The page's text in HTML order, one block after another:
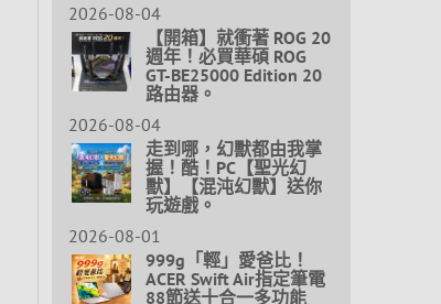
2026-08-04
【開箱】就衝著 ROG 20
週年！必買華碩 ROG
GT-BE25000 Edition 20
路由器。
2026-08-04
走到哪，幻獸都由我掌
握！酷！PC【聖光幻
獸】【混沌幻獸】送你
玩遊戲。
2026-08-01
999g「輕」愛爸比！
ACER Swift Air指定筆電
88節送十合一多功能